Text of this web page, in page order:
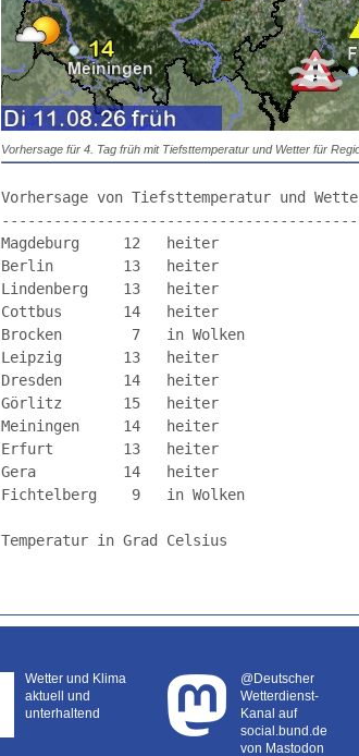
Vorhersage für 4. Tag früh mit Tiefsttemperatur und Wetter für
Vorhersage von Tiefsttemperatur und
Magdeburg     12
Berlin        13
Lindenberg    13
Cottbus       14
Brocken        7   in Wolken
Leipzig       13
Dresden       14
Görlitz       15
Meiningen     14
Erfurt        13
Gera          14
Fichtelberg    9   in Wolken
Temperatur in Grad Celsius
Wetter und Klima
aktuell und
unterhaltend
@Deutscher
Wetterdienst-
Kanal auf
social.bund.de
von Mastodon